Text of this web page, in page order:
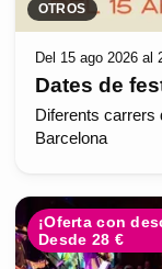
OTROS
Del 15 ago 2026 al
Dates de
Diferents carrers
Barcelona
¡Oferta con
Desde 28 €